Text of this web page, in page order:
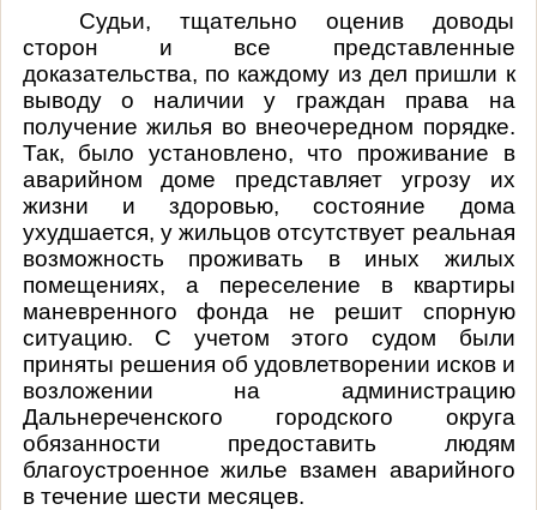
Судьи, тщательно оценив доводы
сторон и все представленные
доказательства, по каждому из дел пришли к
выводу о наличии у граждан права на
получение жилья во внеочередном порядке.
Так, было установлено, что проживание в
аварийном доме представляет
угрозу их
жизни и здоровью, состояние дома
ухудшается, у жильцов отсутствует реальная
возможность проживать в иных жилых
помещениях, а переселение в квартиры
маневренного фонда не решит спорную
ситуацию. С учетом этого судом были
приняты решения об удовлетворении исков и
возложении на администрацию
Дальнереченского городского округа
обязанности предоставить людям
благоустроенное жилье взамен аварийного
в течение шести месяцев.